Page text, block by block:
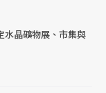
晶礦物展、市集與